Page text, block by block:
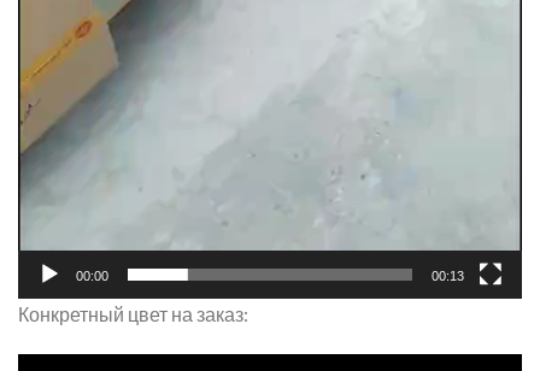
00:00 00:13
Конкретный цвет на заказ: